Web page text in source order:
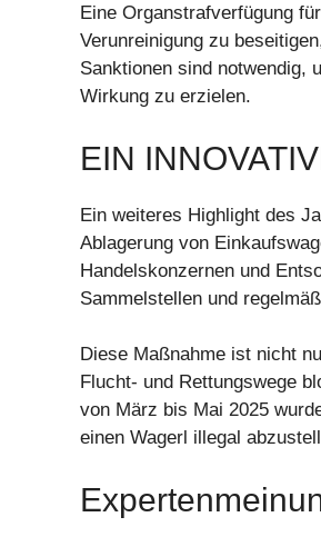
Eine Organstrafverfügung
Verunreinigung zu
Sanktionen sind notwendig,
Wirkung zu erzielen.
EIN
Ein weiteres Highlight des
Ablagerung von
Handelskonzernen und
Sammelstellen und
Diese Maßnahme ist nicht
Flucht- und Rettungswege
von März bis Mai 2025
einen Wagerl illegal